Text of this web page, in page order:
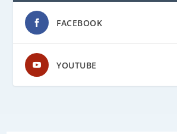
FACEBOOK
YOUTUBE